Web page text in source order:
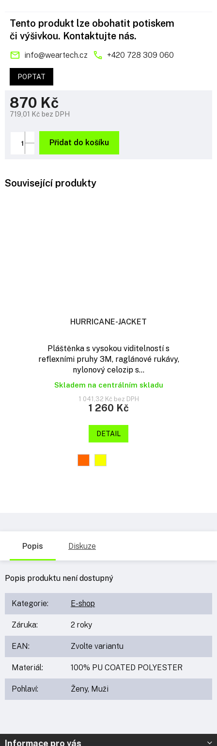
870 Kč
719,01 Kč bez DPH
cena:
Přidat do košíku
Tento produkt lze obohatit potiskem
či výšivkou. Kontaktujte nás.
info@weartech.cz +420 728 309 060
POPTAT
Související produkty
HURRICANE-JACKET
Pláštěnka s vysokou viditelností s
reflexními pruhy 3M, raglánové rukávy,
nylonový celozip s...
Skladem na centrálním skladu
1 041,32 Kč bez DPH
1 260 Kč
DETAIL
Popis Diskuze
Popis produktu není dostupný
Kategorie: E-shop
Záruka: 2 roky
EAN: Zvolte variantu
Materiál: 100% PU COATED POLYESTER
Pohlaví: Ženy, Muži
ZInformace pro vás